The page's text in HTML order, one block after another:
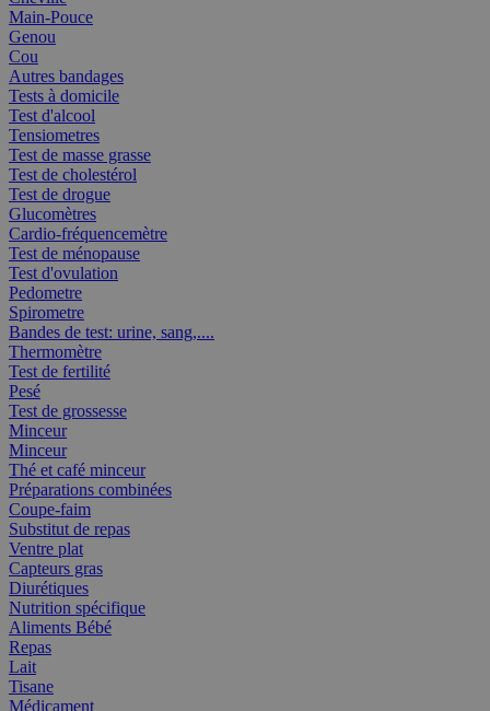
Main-Pouce
Genou
Cou
Autres bandages
Tests à domicile
Test d'alcool
Tensiometres
Test de masse grasse
Test de cholestérol
Test de drogue
Glucomètres
Cardio-fréquencemètre
Test de ménopause
Test d'ovulation
Pedometre
Spirometre
Bandes de test: urine, sang,....
Thermomètre
Test de fertilité
Pesé
Test de grossesse
Minceur
Minceur
Thé et café minceur
Préparations combinées
Coupe-faim
Substitut de repas
Ventre plat
Capteurs gras
Diurétiques
Nutrition spécifique
Aliments Bébé
Repas
Lait
Tisane
Médicament